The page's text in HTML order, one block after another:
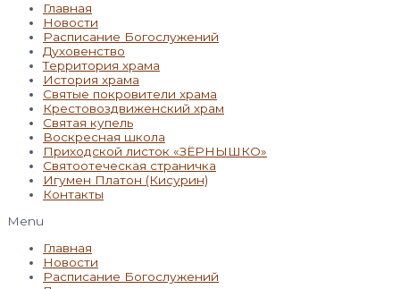
Главная
Новости
Расписание Богослужений
Духовенство
Территория храма
История храма
Святые покровители храма
Крестовоздвиженский храм
Святая купель
Воскресная школа
Приходской листок «ЗЁРНЫШКО»
Святоотеческая страничка
Игумен Платон (Кисурин)
Контакты
Menu
Главная
Новости
Расписание Богослужений